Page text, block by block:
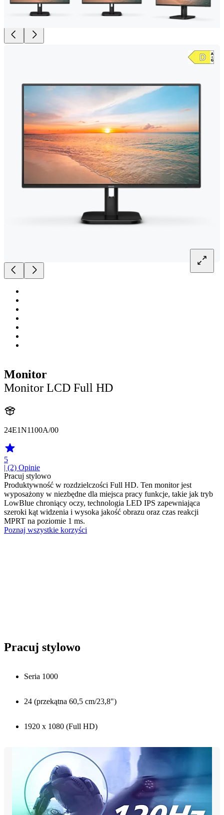
Monitor
Monitor LCD Full HD
24E1N1100A/00
5
| (2) Opinie
Pracuj stylowo
Produktywność w rozdzielczości Full HD. Ten monitor jest
wyposażony w niezbędne dla miejsca pracy funkcje, takie jak tryb
LowBlue chroniący oczy, technologia LED IPS zapewniająca
szeroki kąt widzenia i wysoka jakość obrazu oraz czas reakcji
MPRT na poziomie 1 ms.
Poznaj wszystkie korzyści
Pracuj stylowo
Seria 1000
24 (przekątna 60,5 cm/23,8")
1920 x 1080 (Full HD)